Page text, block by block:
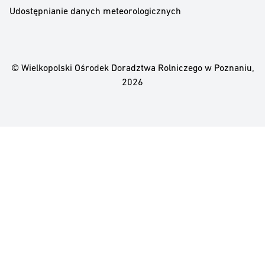
Udostępnianie danych meteorologicznych
© Wielkopolski Ośrodek Doradztwa Rolniczego w Poznaniu,
2026